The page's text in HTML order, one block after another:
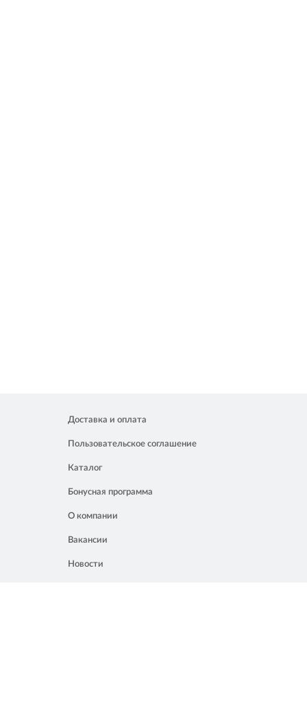
Доставка и оплата
Пользовательское соглашение
Каталог
Бонусная программа
О компании
Вакансии
Новости